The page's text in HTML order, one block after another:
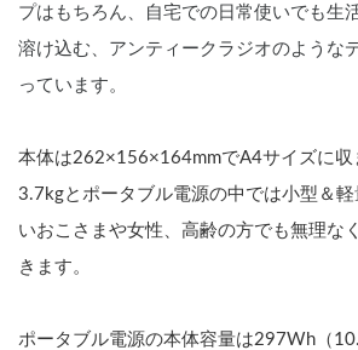
プはもちろん、自宅での日常使いでも生
溶け込む、アンティークラジオのような
っています。
本体は262×156×164mmでA4サイズに収
3.7kgとポータブル電源の中では小型＆
いおこさまや女性、高齢の方でも無理な
きます。
ポータブル電源の本体容量は297Wh（